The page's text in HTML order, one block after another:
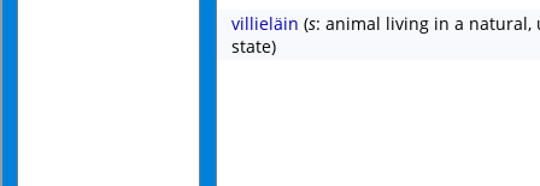
villieläin (s: animal living in a natural,
state)